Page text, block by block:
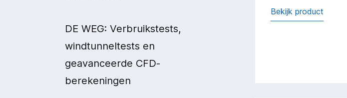
DE WEG: Verbruikstests,
windtunneltests en
geavanceerde CFD-
berekeningen
Bekijk product